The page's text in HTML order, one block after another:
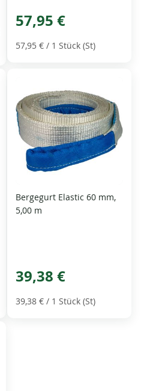
57,95 €
57,95 € / 1 Stück (St)
Bergegurt Elastic 60 mm,
5,00 m
39,38 €
39,38 € / 1 Stück (St)